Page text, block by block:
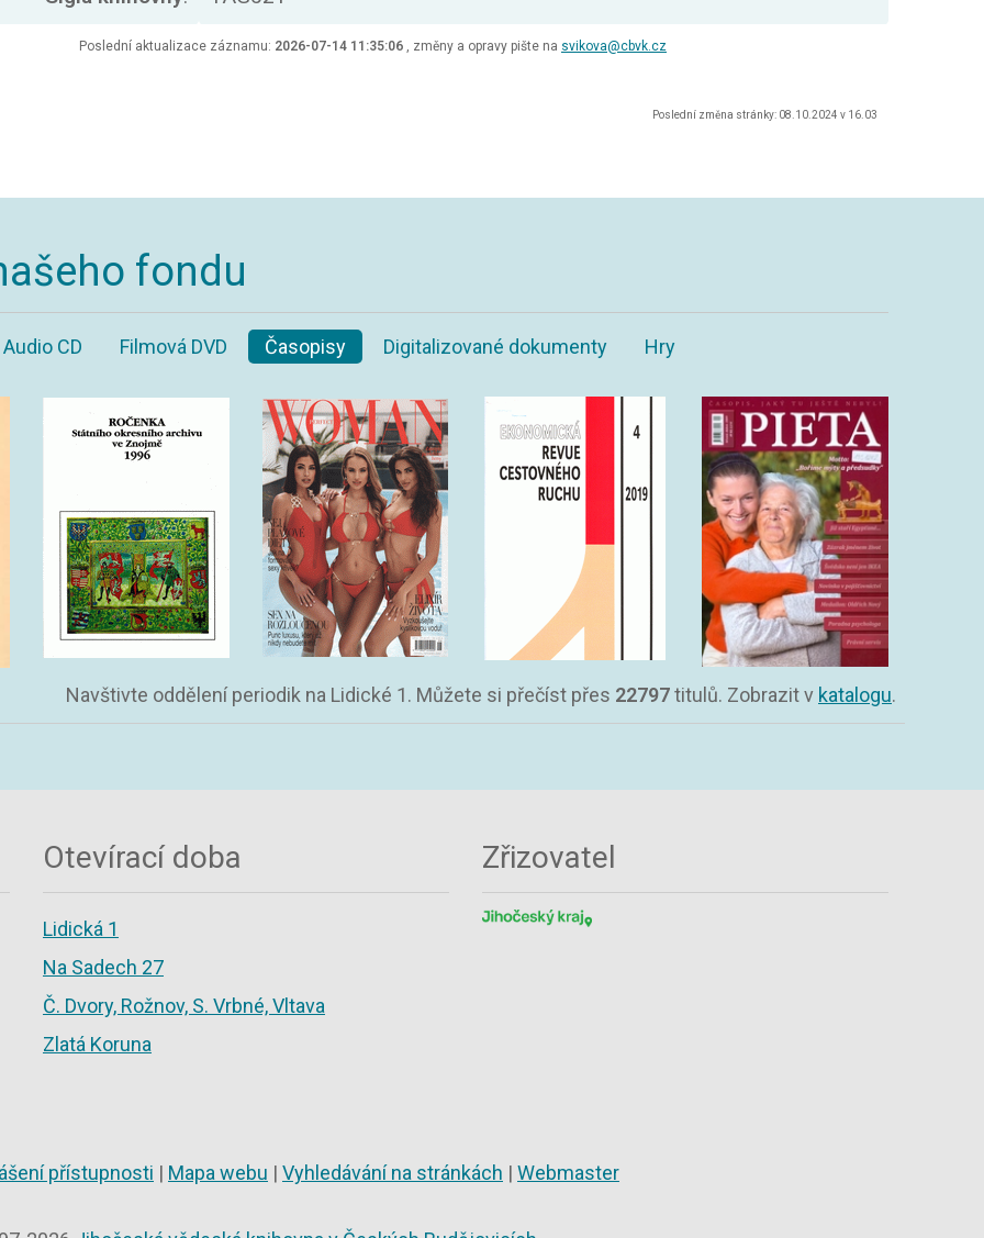
Poslední aktualizace záznamu: 2026-07-14 11:35:06 , změny a opravy pište na svikova@cbvk.cz
Poslední změna stránky: 08.10.2024 v 16.03
fondu
Audio CD Filmová DVD Časopisy Digitalizované dokumenty Hry
Navštivte oddělení periodik na Lidické 1. Můžete si přečíst přes 22797titulů. Zobrazit v katalogu.
Otevírací doba
Lidická 1
Na Sadech 27
Č. Dvory, Rožnov, S. Vrbné, Vltava
Zlatá Koruna
Zřizovatel
přístupnosti | Mapa webu | Vyhledávání na stránkách | Webmaster